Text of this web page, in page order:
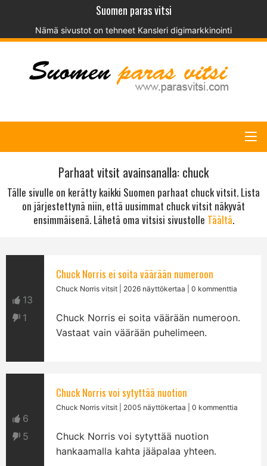
Suomen paras vitsi
Nämä sivustot on tehneet Kansleri digimarkkinointi
Parhaat vitsit avainsanalla: chuck
Tälle sivulle on kerätty kaikki Suomen parhaat chuck vitsit. Lista
on järjestettynä niin, että uusimmat chuck vitsit näkyvät
ensimmäisenä. Lähetä oma vitsisi sivustolle Täältä.
13
1
Chuck Norris ei soita väärään numeroon
Chuck Norris vitsit | 2026 näyttökertaa | 0 kommenttia
Chuck Norris ei soita väärään numeroon.
Vastaat vain väärään puhelimeen.
6
5
Chuck Norris voi sytyttää nuotion
Chuck Norris vitsit | 2005 näyttökertaa | 0 kommenttia
Chuck Norris voi sytyttää nuotion
hankaamalla kahta jääpalaa yhteen.